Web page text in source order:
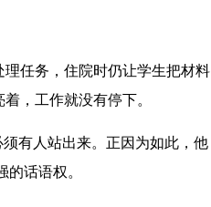
任务，住院时仍让学生把材料
，工作就没有停下。
有人站出来。正因为如此，他
话语权。